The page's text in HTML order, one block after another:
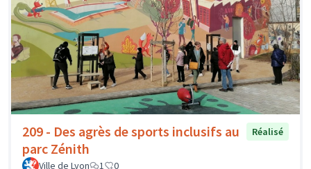
209 - Des agrès de sports inclusifs au
parc Zénith
Réalisé
Ville de Lyon 1 0